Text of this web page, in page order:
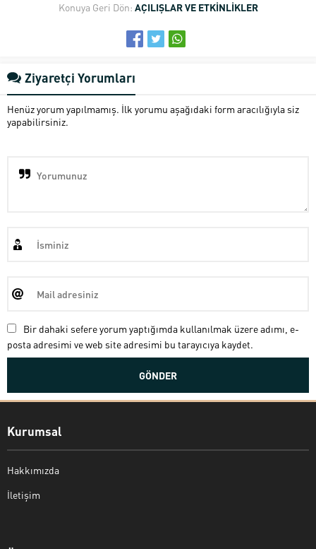
Konuya Geri Dön: AÇILIŞLAR VE ETKİNLİKLER
Ziyaretçi Yorumları
Henüz yorum yapılmamış. İlk yorumu aşağıdaki form aracılığıyla siz
yapabilirsiniz.
Bir dahaki sefere yorum yaptığımda kullanılmak üzere adımı, e-
posta adresimi ve web site adresimi bu tarayıcıya kaydet.
Kurumsal
Hakkımızda
İletişim